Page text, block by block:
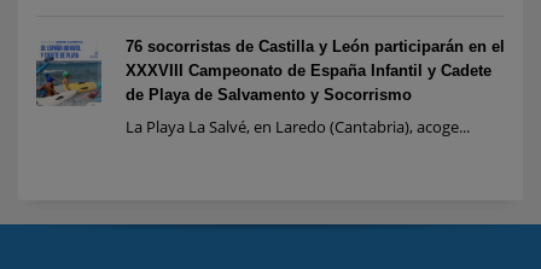
76 socorristas de Castilla y León participarán en el
XXXVIII Campeonato de España Infantil y Cadete
de Playa de Salvamento y Socorrismo
La Playa La Salvé, en Laredo (Cantabria), acoge...